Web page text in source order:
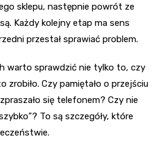
sklepu, następnie powrót ze
Każdy kolejny etap ma sens
przestał sprawiać problem.
warto sprawdzić nie tylko to, czy
zrobiło. Czy pamiętało o przejściu
się telefonem? Czy nie
To są szczegóły, które